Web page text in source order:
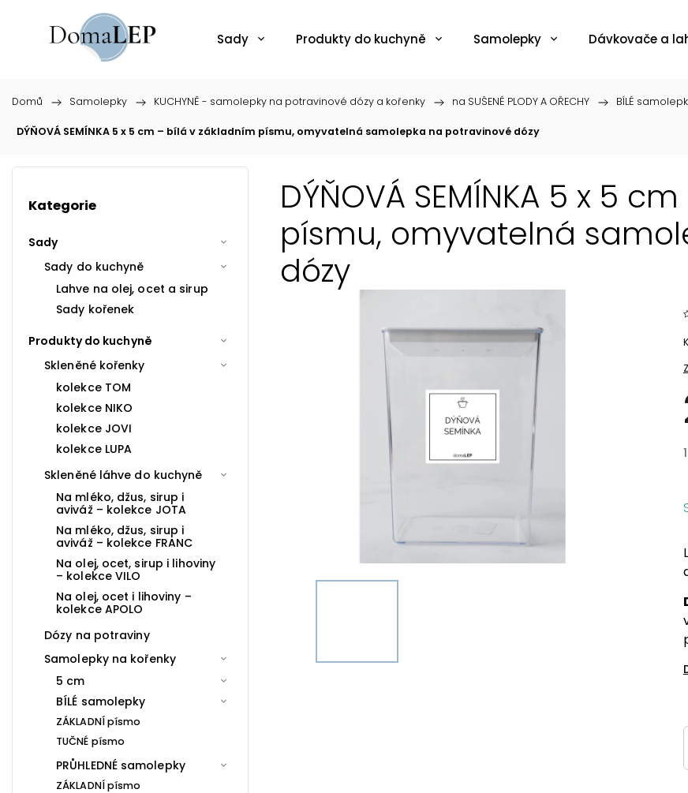
Sady Produkty do kuchyně Samolepky Dávkovače a
Domů / Samolepky / KUCHYNĚ - samolepky na potravinové dózy a kořenky / na SUŠENÉ PLODY A OŘECHY / BÍLÉ
DÝŇOVÁ SEMÍNKA 5 x 5 cm – bílá v základním písmu, omyvatelná samolepka na potravinové dózy
Kategorie
Sady
Sady do kuchyně
Lahve na olej, ocet a sirup
Sady kořenek
Produkty do kuchyně
Skleněné kořenky
kolekce TOM
kolekce NIKO
kolekce JOVI
kolekce LUPA
Skleněné láhve do kuchyně
Na mléko, džus, sirup i
aviváž – kolekce JOTA
Na mléko, džus, sirup i
aviváž – kolekce FRANC
Na olej, ocet, sirup i lihoviny
– kolekce VILO
Na olej, ocet i lihoviny –
kolekce APOLO
Dózy na potraviny
Samolepky na kořenky
5 cm
BÍLÉ samolepky
ZÁKLADNÍ písmo
TUČNÉ písmo
PRŮHLEDNÉ samolepky
ZÁKLADNÍ písmo
DÝŇOVÁ SEMÍNKA 5 x 5
písmu, omyvatelná
dózy